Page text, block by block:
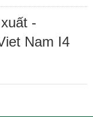
-
Nam I4